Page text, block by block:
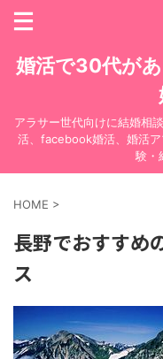
婚活で30代が
アラサー世代向けに結婚相
活、facebook婚活、婚活
験・
HOME >
長野でおすすめ
ス